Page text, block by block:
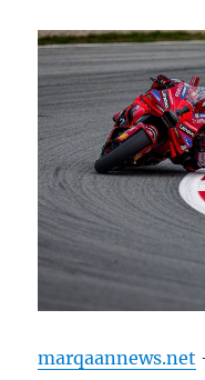
marqaannews.net